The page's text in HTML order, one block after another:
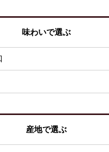
味わいで選ぶ
産地で選ぶ